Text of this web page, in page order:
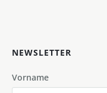
NEWSLETTER
Vorname